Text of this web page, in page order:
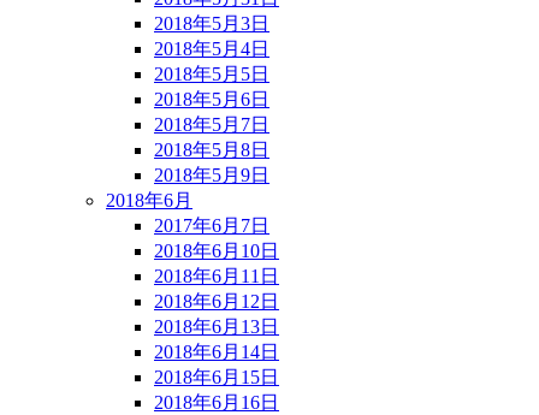
2018年5月3日
2018年5月4日
2018年5月5日
2018年5月6日
2018年5月7日
2018年5月8日
2018年5月9日
2018年6月
2017年6月7日
2018年6月10日
2018年6月11日
2018年6月12日
2018年6月13日
2018年6月14日
2018年6月15日
2018年6月16日